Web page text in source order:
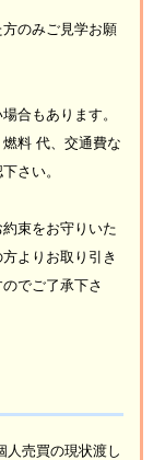
のみご見学お願
合もあります。
料 代、交通費な
さい。
束をお守りいた
よりお取り引き
でご了承下さ
人売買の現状渡し